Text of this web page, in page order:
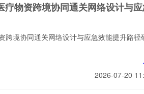
疗物资跨境协同通关网络设计与
跨境协同通关网络设计与应急效能提升路径
2026-07-20